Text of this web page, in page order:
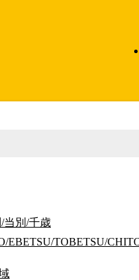
当別/千歳
EBETSU/TOBETSU/